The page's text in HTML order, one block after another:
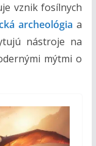
vznik fosílnych
archeológia a
nástroje na
mýtmi o